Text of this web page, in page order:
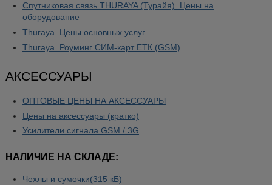
Спутниковая связь THURAYA (Турайя). Цены на
оборудование
Thuraya. Цены основных услуг
Thuraya. Роуминг СИМ-карт ЕТК (GSM)
АКСЕССУАРЫ
ОПТОВЫЕ ЦЕНЫ НА АКСЕССУАРЫ
Цены на аксессуары (кратко)
Усилители сигнала GSM / 3G
НАЛИЧИЕ НА СКЛАДЕ:
Чехлы и сумочки(315 кБ)